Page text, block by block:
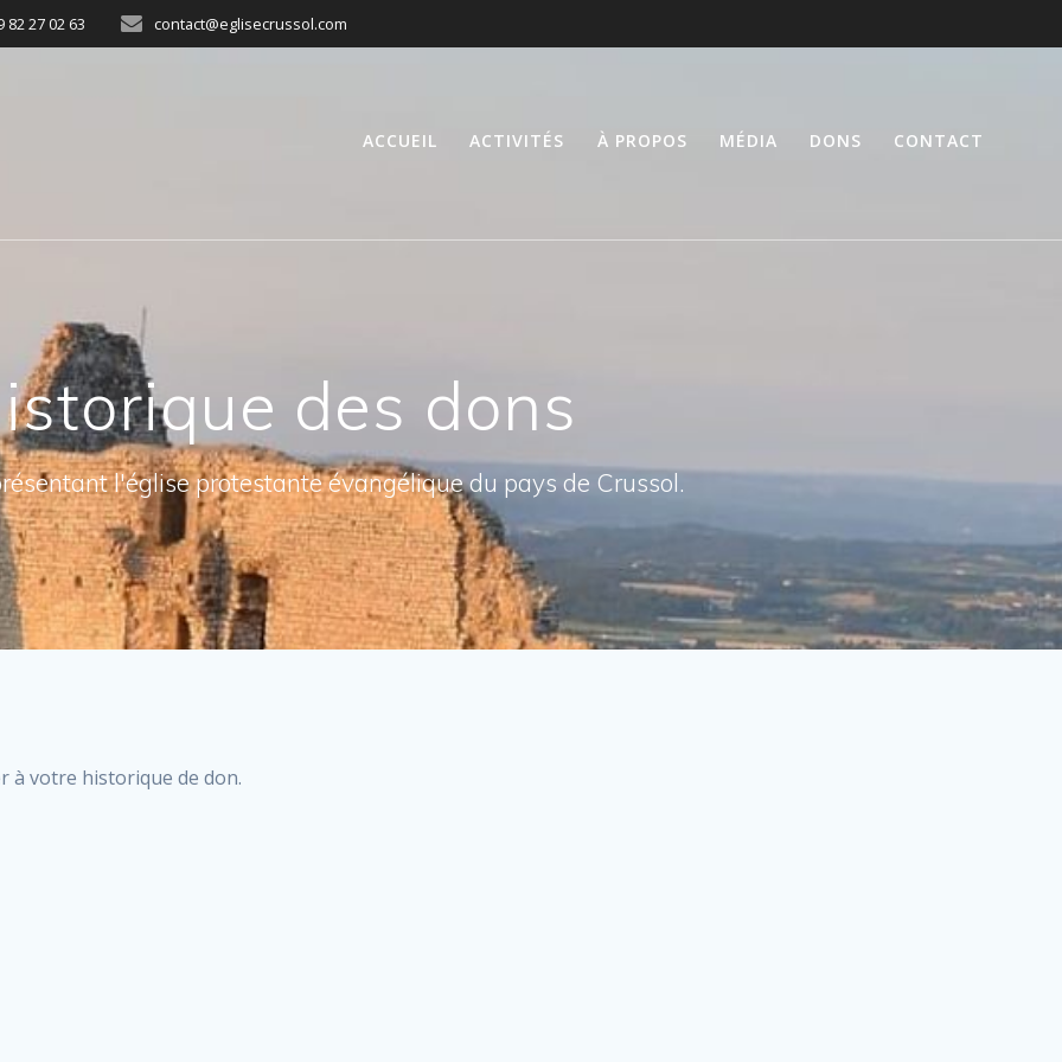
82 27 02 63 contact@eglisecrussol.com
ACCUEIL ACTIVITÉS À PROPOS MÉDIA DONS CONTACT
des dons
l'église protestante évangélique du pays de Crussol.
à votre historique de don.